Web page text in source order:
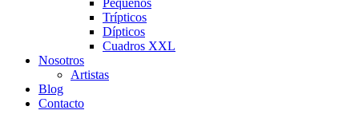
Pequeños
Trípticos
Dípticos
Cuadros XXL
Nosotros
Artistas
Blog
Contacto